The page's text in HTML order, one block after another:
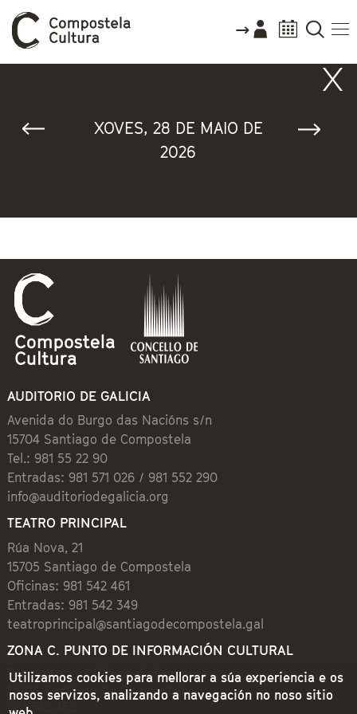
XOVES, 28 DE MAIO DE
2026
AUDITORIO DE GALICIA
Avenida do Burgo das Nacións s/n
15704 Santiago de Compostela
Tel.: 981 55 22 90
Entradas: 981 571 026 / 981 552 290
info@auditoriodegalicia.org
TEATRO PRINCIPAL
Rúa Nova, 21
15705 Santiago de Compostela
Oficinas: 981 542 461
Entradas: 981 542 349
teatroprincipal@santiagodecompostela.gal
ZONA C. PUNTO DE INFORMACIÓN CULTURAL
Preguntoiro, 1 (Praza de Cervantes)
15704 Santiago de Compostela
981 542 462
Utilizamos cookies para mellorar a súa experiencia e os
nosos servizos, analizando a navegación no noso sitio